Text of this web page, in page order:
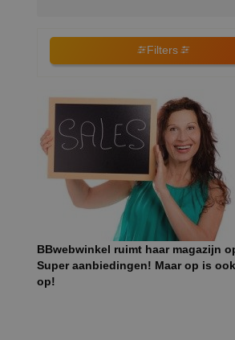
Filters
BBwebwinkel ruimt haar magazijn
Super aanbiedingen! Maar op is
op!